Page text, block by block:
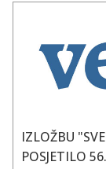
IZLOŽBU
POSJETILO